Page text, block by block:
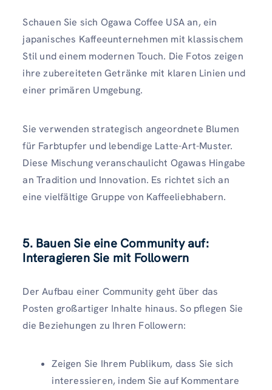
Schauen Sie sich Ogawa Coffee USA an, ein
japanisches Kaffeeunternehmen mit klassischem
Stil und einem modernen Touch. Die Fotos zeigen
ihre zubereiteten Getränke mit klaren Linien und
einer primären Umgebung.
Sie verwenden strategisch angeordnete Blumen
für Farbtupfer und lebendige Latte-Art-Muster.
Diese Mischung veranschaulicht Ogawas Hingabe
an Tradition und Innovation. Es richtet sich an
eine vielfältige Gruppe von Kaffeeliebhabern.
5. Bauen Sie eine Community auf:
Interagieren Sie mit Followern
Der Aufbau einer Community geht über das
Posten großartiger Inhalte hinaus. So pflegen Sie
die Beziehungen zu Ihren Followern:
Zeigen Sie Ihrem Publikum, dass Sie sich
interessieren, indem Sie auf Kommentare